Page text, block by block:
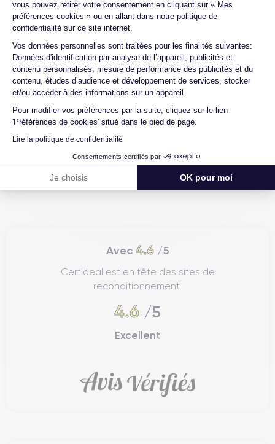
vous pouvez retirer votre consentement en cliquant sur « Mes
préférences cookies » ou en allant dans notre politique de
confidentialité sur ce site internet.
Vos données personnelles sont traitées pour les finalités suivantes:
Données d'identification par analyse de l’appareil, publicités et
contenu personnalisés, mesure de performance des publicités et du
contenu, études d’audience et développement de services, stocker
et/ou accéder à des informations sur un appareil.
Pour modifier vos préférences par la suite, cliquez sur le lien
'Préférences de cookies' situé dans le pied de page.
Lire la politique de confidentialité
Consentements certifiés par
Je choisis OK pour moi
Axeptio consent
iPad Mini 6 (2021 A15 Series) 64 Go...
429,99 €
Neuf
iPad Pro 12.9 (2021) 5e...
1 299,99 €
Avec 4.6/5
Certideal est en tête des sites de
reconditionnement.
4.6 /5
Excellent